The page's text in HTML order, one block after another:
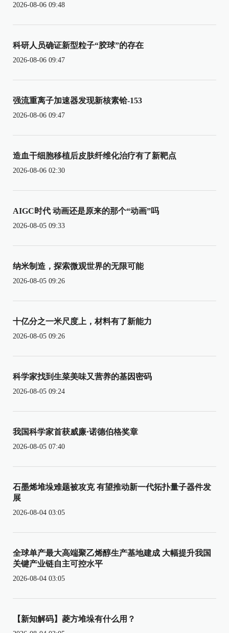
2026-08-06 09:48
科研人员确证新型粒子“胶球”的存在
2026-08-06 09:47
强流重离子加速器发现新核素铪-153
2026-08-06 09:47
造血干细胞移植后皮肤纤维化治疗有了新靶点
2026-08-06 02:30
AIGC时代 动画还是原来的那个“动画”吗
2026-08-05 09:33
纳米制造，探索微观世界的无限可能
2026-08-05 09:26
十亿分之一米尺度上，材料有了新能力
2026-08-05 09:26
科学家找到生菜美味又营养的基因密码
2026-08-05 09:24
我国科学家首获威廉·诺德伯格奖章
2026-08-05 07:40
石墨烯堆垛难题被攻克 有望推动新一代拓扑量子器件发
展
2026-08-04 03:05
全球单产最大高端聚乙烯醇生产基地建成 大幅提升我国
关键产业链自主可控水平
2026-08-04 03:05
【新知解码】菱方堆垛有什么用？